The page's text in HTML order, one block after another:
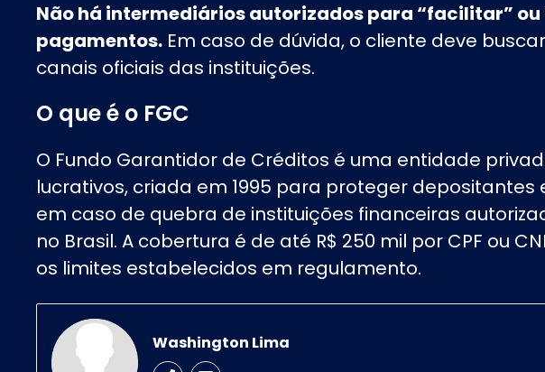
Não há intermediários autorizados para “facilitar”
pagamentos. Em caso de dúvida, o cliente deve
canais oficiais das instituições.
O que é o FGC
O Fundo Garantidor de Créditos é uma entidade
lucrativos, criada em 1995 para proteger depositantes
em caso de quebra de instituições financeiras
no Brasil. A cobertura é de até R$ 250 mil por CPF ou
os limites estabelecidos em regulamento.
Washington Lima